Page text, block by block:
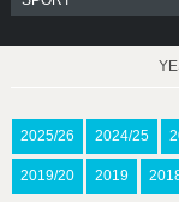
2025/26 2024/25
2019/20 2019